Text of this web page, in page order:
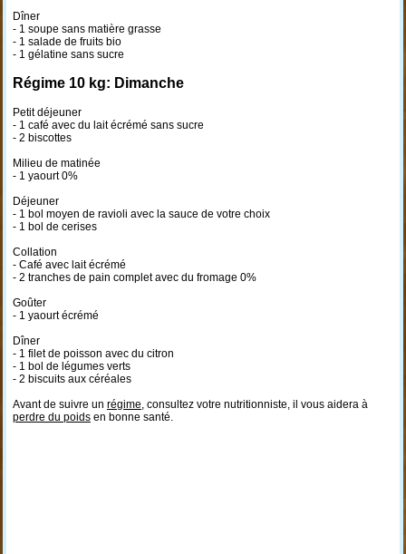
Dîner
- 1 soupe sans matière grasse
- 1 salade de fruits bio
- 1 gélatine sans sucre
Régime 10 kg: Dimanche
Petit déjeuner
- 1 café avec du lait écrémé sans sucre
- 2 biscottes
Milieu de matinée
- 1 yaourt 0%
Déjeuner
- 1 bol moyen de ravioli avec la sauce de votre choix
- 1 bol de cerises
Collation
- Café avec lait écrémé
- 2 tranches de pain complet avec du fromage 0%
Goûter
- 1 yaourt écrémé
Dîner
- 1 filet de poisson avec du citron
- 1 bol de légumes verts
- 2 biscuits aux céréales
Avant de suivre un régime, consultez votre nutritionniste, il vous aidera à
perdre du poidsen bonne santé.